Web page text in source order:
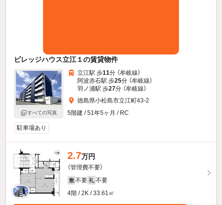
ビレッジハウス立江１の賃貸物件
すべての写真
立江駅 歩11分 （牟岐線）
阿波赤石駅 歩25分 （牟岐線）
羽ノ浦駅 歩27分 （牟岐線）
徳島県小松島市立江町43-2
5階建 / 51年5ヶ月 / RC
駐車場あり
2.7万円
（管理費不要）
敷 不要 礼 不要
4階 / 2K / 33.61㎡